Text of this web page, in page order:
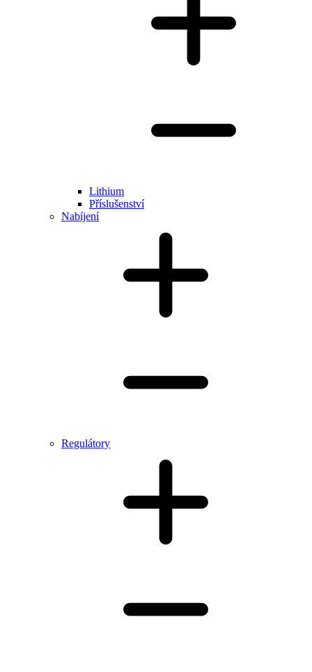
Lithium
Příslušenství
Nabíjení
Regulátory